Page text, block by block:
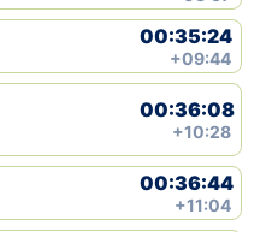
00:35:24
+09:44
00:36:08
+10:28
00:36:44
+11:04